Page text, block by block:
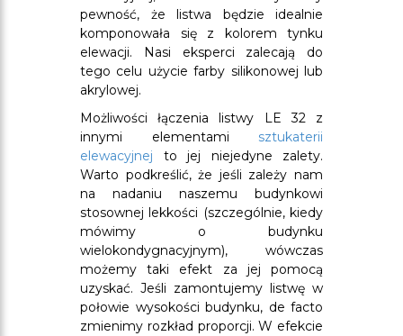
pewność, że listwa będzie idealnie
komponowała się z kolorem tynku
elewacji. Nasi eksperci zalecają do
tego celu użycie farby silikonowej lub
akrylowej.
Możliwości łączenia listwy LE 32 z
innymi elementami sztukaterii
elewacyjnej to jej niejedyne zalety.
Warto podkreślić, że jeśli zależy nam
na nadaniu naszemu budynkowi
stosownej lekkości (szczególnie, kiedy
mówimy o budynku
wielokondygnacyjnym), wówczas
możemy taki efekt za jej pomocą
uzyskać. Jeśli zamontujemy listwę w
połowie wysokości budynku, de facto
zmienimy rozkład proporcji. W efekcie